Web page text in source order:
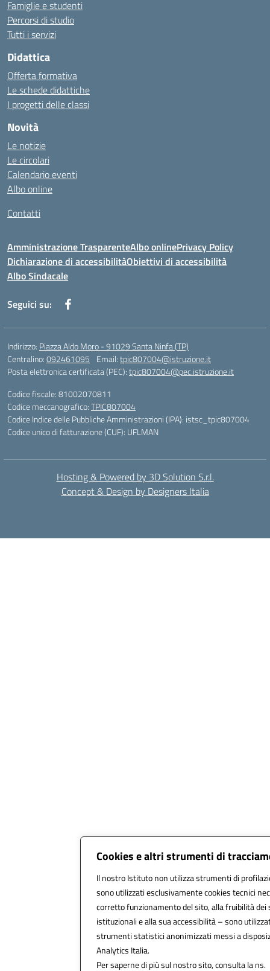
Cookies e altri strumenti di
Il nostro Istituto non utilizza strumenti di
sono utilizzati esclusivamente cookies tecnici
corretto funzionamento del sito, alla fruibilità dei
istituzionali e alla sua accessibilità – sono
strumenti statistici anonimizzati messi a
Analytics Italia.
Per saperne di più sul nostro sito, consulta la ns.
Famiglie e studenti
Percorsi di studio
Tutti i servizi
Didattica
Offerta formativa
Le schede didattiche
I progetti delle classi
Novità
Le notizie
Le circolari
Calendario eventi
Albo online
Contatti
Amministrazione TrasparenteAlbo onlinePrivacy Policy
Dichiarazione di accessibilitàObiettivi di accessibilità
Albo Sindacale
Seguici su:
Indirizzo: Piazza Aldo Moro - 91029 Santa Ninfa (TP)
Centralino:092461095 Email:tpic807004@istruzione.it
Posta elettronica certificata (PEC):tpic807004@pec.istruzione.it
Codice fiscale: 81002070811
Codice meccanografico:TPIC807004
Codice Indice delle Pubbliche Amministrazioni (IPA): istsc_tpic807004
Codice unico di fatturazione (CUF): UFLMAN
Hosting & Powered by 3D Solution S.r.l.
Concept & Design by Designers Italia